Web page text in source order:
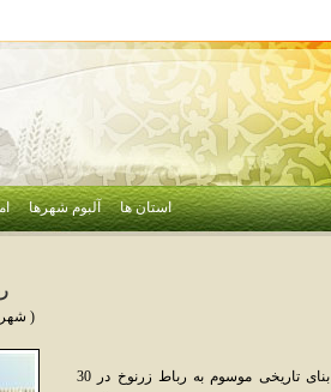
استان ها آلبوم شهرها
(
بنای تاریخی موسوم به رباط زرنوخ در 30